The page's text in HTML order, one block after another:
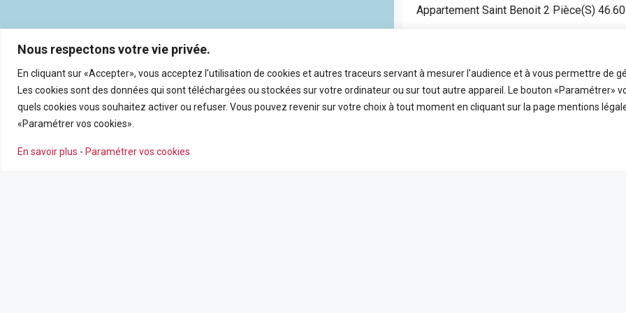
Nous respectons votre vie privée.
En cliquant sur «Accepter», vous acceptez l'utilisation de cookies et autres traceurs servant à mesurer l'audience et à vous permettre de
Les cookies sont des données qui sont téléchargées ou stockées sur votre ordinateur ou sur tout autre appareil. Le bouton «Paramétrer»
quels cookies vous souhaitez activer ou refuser. Vous pouvez revenir sur votre choix à tout moment en cliquant sur la page mentions
«Paramétrer vos cookies».
En savoir plus - Paramétrer vos cookies
Appartement Saint Benoit 2 Pièce(s)
2
Pièces
FDA7472
Référence
46.6
m2